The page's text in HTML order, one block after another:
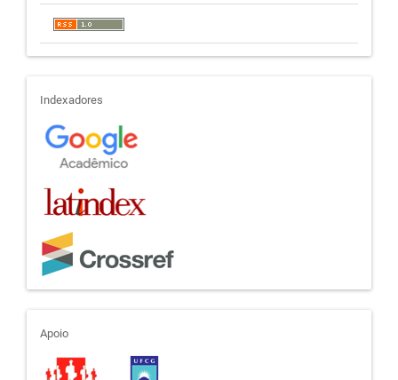
indexadores
Indexadores
apoio
Apoio